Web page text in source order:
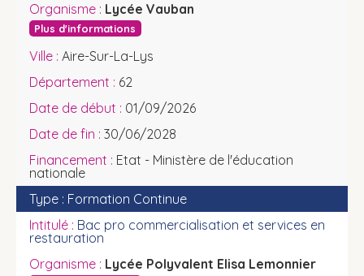
Lycée Vauban
Plus d'informations
Aire-Sur-La-Lys
62
01/09/2026
30/06/2028
Etat - Ministère de l'éducation
nationale
Formation Continue
Bac pro commercialisation et services en
restauration
Lycée Polyvalent Elisa Lemonnier